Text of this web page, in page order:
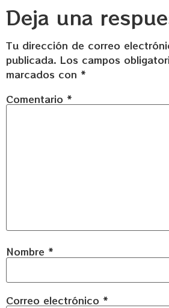
Deja una
Tu dirección de correo
publicada. Los campos
marcados con *
Comentario *
Nombre *
Correo electrónico *